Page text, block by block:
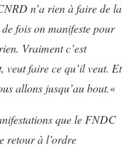
n’a rien à faire de la
fois on manifeste pour
Vraiment c’est
veut faire ce qu’il veut. Et
allons jusqu’au bout.«
que le FNDC
retour à l’ordre